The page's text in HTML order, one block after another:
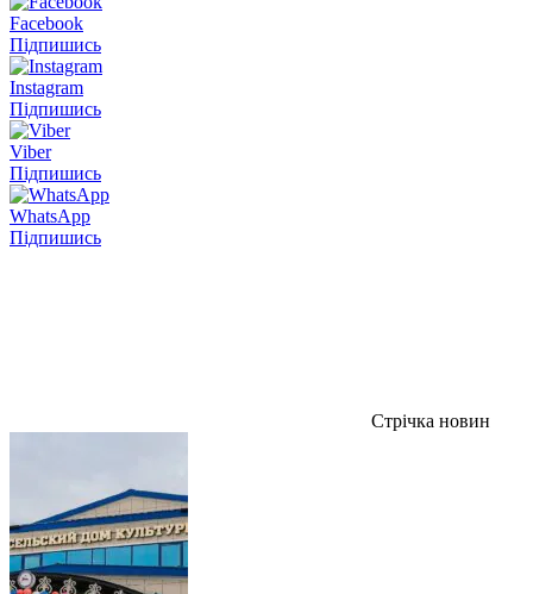
Facebook
Підпишись
Instagram
Підпишись
Viber
Підпишись
WhatsApp
Підпишись
Стрічка новин